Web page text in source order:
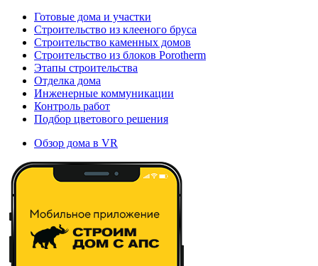
Готовые дома и участки
Строительство из клееного бруса
Строительство каменных домов
Строительство из блоков Porotherm
Этапы строительства
Отделка дома
Инженерные коммуникации
Контроль работ
Подбор цветового решения
Обзор дома в VR